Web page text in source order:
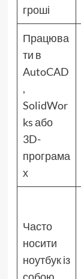
гроші
Працюва
ти в
AutoCAD
,
SolidWor
ks або
3D-
програма
х
Часто
носити
ноутбук із